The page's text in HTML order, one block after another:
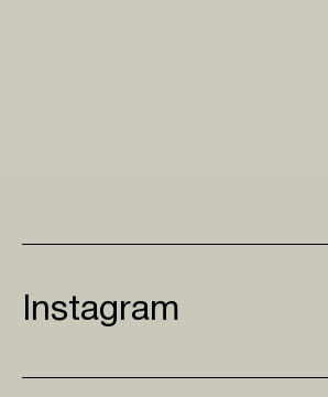
InstagramInstagram